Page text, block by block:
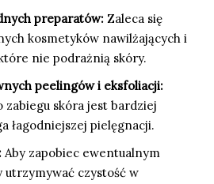
preparatów: Zaleca się
kosmetyków nawilżających i
nie podrażnią skóry.
peelingów i eksfoliacji:
zabiegu skóra jest bardziej
łagodniejszej pielęgnacji.
Aby zapobiec ewentualnym
utrzymywać czystość w